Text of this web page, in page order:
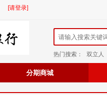
[请登录]
热门搜索： 双立人
分期商城